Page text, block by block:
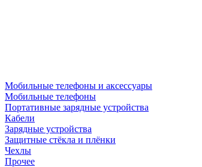
Мобильные телефоны и аксессуары
Мобильные телефоны
Портативные зарядные устройства
Кабели
Зарядные устройства
Защитные стёкла и плёнки
Чехлы
Прочее